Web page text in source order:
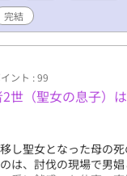
ます ＊地雷を踏んでし
なってしまったら毎日
れていない主人公の
完結
ント : 99
世（聖女の息子）
し聖女となった母の死
は、討伐の現場で男